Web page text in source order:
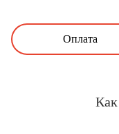
Оплата
Как